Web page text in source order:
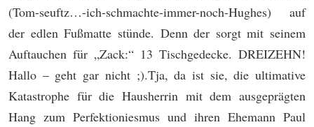
(Tom-seuftz…-ich-schmachte-immer-noch-Hughes) auf
der edlen Fußmatte stünde. Denn der sorgt mit seinem
Auftauchen für „Zack:“ 13 Tischgedecke. DREIZEHN!
Hallo – geht gar nicht ;).Tja, da ist sie, die ultimative
Katastrophe für die Hausherrin mit dem ausgeprägten
Hang zum Perfektioniesmus und ihren Ehemann Paul